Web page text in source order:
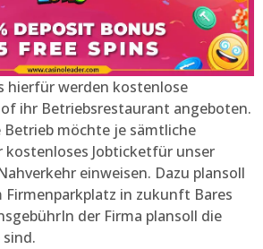
hierfür werden kostenlose
ihr Betriebsrestaurant angeboten.
Betrieb möchte je sämtliche
kostenloses Jobticketfür unser
einweisen. Dazu plansoll
Firmenparkplatz in zukunft Bares
der Firma plansoll die